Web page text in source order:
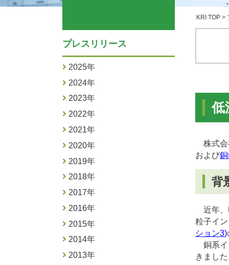
KRI TOP >
低
株式会
および
背
近年、
粒子イ
ション3)
銅系イ
きまし
プレスリリース
2025年
2024年
2023年
2022年
2021年
2020年
2019年
2018年
2017年
2016年
2015年
2014年
2013年